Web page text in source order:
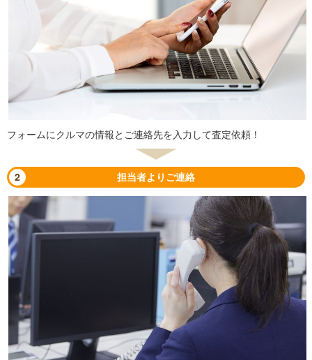
フォームにクルマの情報とご連絡先を入力して査定依頼！
2 担当者よりご連絡